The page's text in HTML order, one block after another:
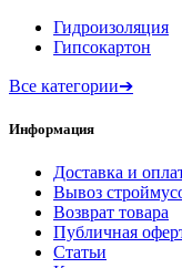
Гидроизоляция
Гипсокартон
Все категории➔
Информация
Доставка и
Вывоз
Возврат товара
Публичная
Статьи